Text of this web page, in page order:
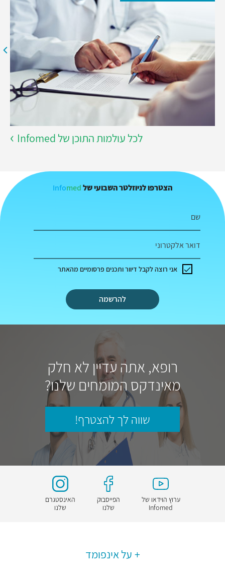
לכל עולמות התוכן של Infomed
הצטרפו לניוזלטר השבועי של Infomed
שם
דואר אלקטרוני
להרשמה
אני רוצה לקבל דיוור ותכנים פרסומיים מהאתר
רופא, אתה עדיין לא חלק
מאינדקס המומחים שלנו?
שווה לך להצטרף!
ערוץ הוידאו של
Infomed
הפייסבוק
שלנו
האינסטגרם
שלנו
על אינפומד